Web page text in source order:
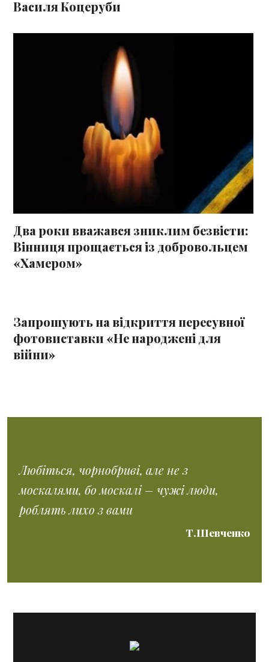
Василя Коцеруби
Два роки вважався зниклим безвісти:
Вінниця прощається із добровольцем
«Хамером»
Запрошують на відкриття пересувної
фотовиставки «Не народжені для
війни»
Любіться, чорнобриві, але не з
москалями, бо москалі – чужі люди,
роблять лихо з вами
Т.Шевченко